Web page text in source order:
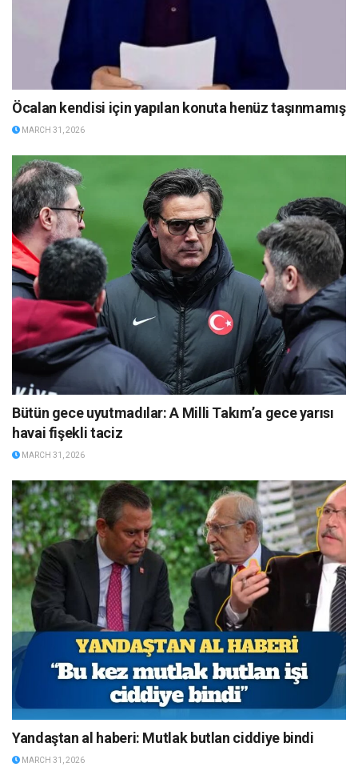
Öcalan kendisi için yapılan konuta henüz taşınmamış
MARCH 31, 2026
Bütün gece uyutmadılar: A Milli Takım’a gece yarısı
havai fişekli taciz
MARCH 31, 2026
Yandaştan al haberi: Mutlak butlan ciddiye bindi
MARCH 31, 2026